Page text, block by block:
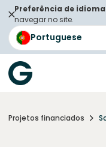
Preferência de
navegar no site.
Portuguese
Projetos financiados